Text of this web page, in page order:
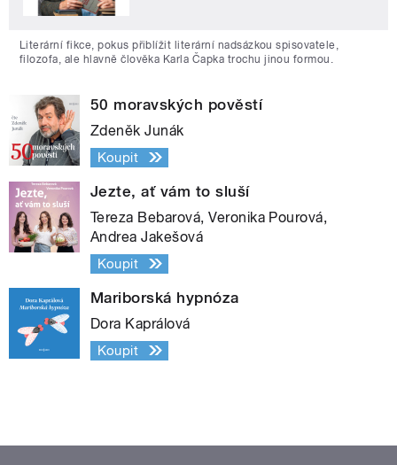
Literární fikce, pokus přiblížit literární nadsázkou spisovatele,
filozofa, ale hlavně člověka Karla Čapka trochu jinou formou.
50 moravských pověstí
Zdeněk Junák
Koupit
Jezte, ať vám to sluší
Tereza Bebarová, Veronika Pourová,
Andrea Jakešová
Koupit
Mariborská hypnóza
Dora Kaprálová
Koupit